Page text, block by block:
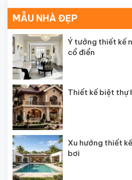
MẪU NHÀ ĐẸP
Ý tưởng thiết kế
cổ điển
Thiết kế biệt thự
Xu hướng thiết
bơi